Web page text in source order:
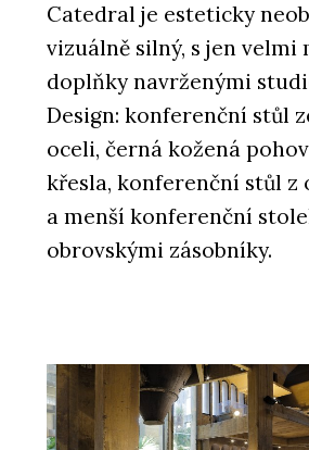
Catedral je esteticky
vizuálně silný, s jen velmi
doplňky navrženými
Design: konferenční stůl
oceli, černá kožená
křesla, konferenční stůl z
a menší konferenční
obrovskými zásobníky.